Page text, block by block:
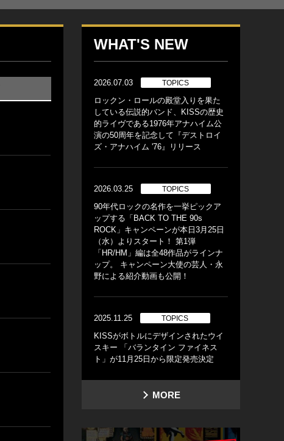
WHAT'S NEW
2026.07.03 TOPICS
ロックン・ロールの殿堂入りを果た
している伝説的バンド、KISSの歴史
的ライヴである1976年アナハイム公
演の50周年を記念して『デストロイ
ズ・アナハイム '76』リリース
2026.03.25 TOPICS
90年代ロックの名作を一挙ピックア
ップする「BACK TO THE 90s
ROCK」キャンペーンが本日3月25日
（水）よりスタート！ 第1弾
「HR/HM」編は全48作品がラインナ
ップ。 キャンペーン大使の芸人・永
野による紹介動画も公開！
2025.11.25 TOPICS
KISSがボトルにデザインされたウイ
スキー 「バランタイン ファイネス
ト」が11月25日から限定発売決定
MORE